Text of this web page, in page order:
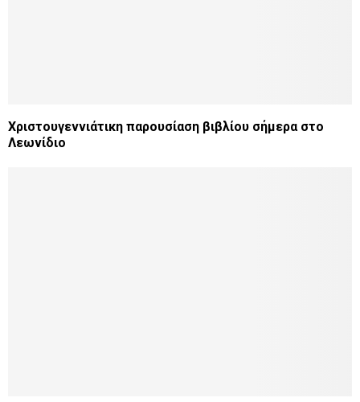
Χριστουγεννιάτικη παρουσίαση βιβλίου σήμερα στο
Λεωνίδιο